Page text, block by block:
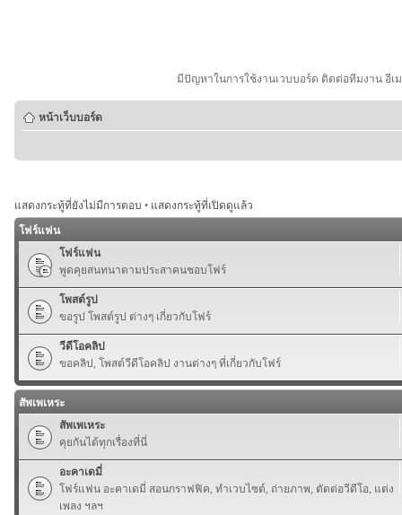
มีปัญหาในการใช้งานเวบบอร์ด ติดต่อทีมงาน อีเ
หน้าเว็บบอร์ด
แสดงกระทู้ที่ยังไม่มีการตอบ • แสดงกระทู้ที่เปิดดูแล้ว
โฟร์แฟน
โฟร์แฟน
พูดคุยสนทนาตามประสาคนชอบโฟร์
โพสต์รูป
ขอรูป โพสต์รูป ต่างๆ เกี่ยวกับโฟร์
วีดีโอคลิป
ขอคลิป, โพสต์วีดีโอคลิป งานต่างๆ ที่เกี่ยวกับโฟร์
สัพเพเหระ
สัพเพเหระ
คุยกันได้ทุกเรื่องที่นี่
อะคาเดมี่
โฟร์แฟน อะคาเดมี่ สอนกราฟฟิค, ทำเวบไซต์, ถ่ายภาพ, ตัดต่อวีดีโอ, แต่ง
เพลง ฯลฯ